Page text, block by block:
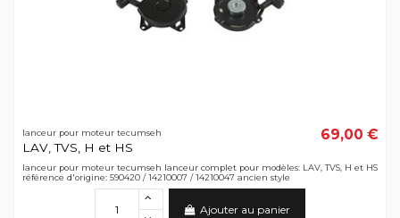
lanceur pour moteur tecumseh
LAV, TVS, H et HS
69,00 €
lanceur pour moteur tecumseh lanceur complet pour modèles: LAV, TVS, H et HS
référence d'origine: 590420 / 14210007 / 14210047 ancien style
Ajouter au panier